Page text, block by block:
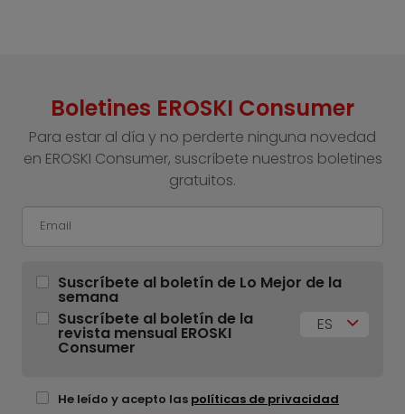
Boletines EROSKI Consumer
Para estar al día y no perderte ninguna novedad
en EROSKI Consumer, suscríbete nuestros boletines
gratuitos.
Suscríbete al boletín de Lo Mejor de la
semana
Suscríbete al boletín de la
revista mensual EROSKI
Consumer
ES
He leído y acepto las políticas de privacidad